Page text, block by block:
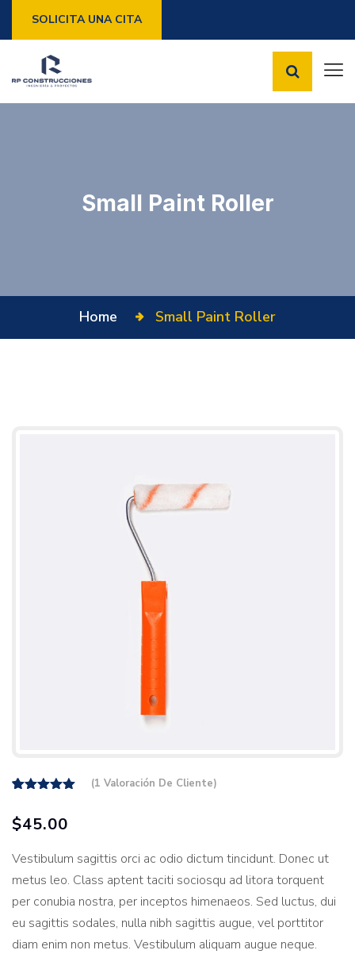
SOLICITA UNA CITA
Small Paint Roller
Home Small Paint Roller
5 basado
de cliente
(1 Valoración De Cliente)
$45.00
Vestibulum sagittis orci ac odio dictum tincidunt. Donec ut
metus leo. Class aptent taciti sociosqu ad litora torquent
per conubia nostra, per inceptos himenaeos. Sed luctus, dui
eu sagittis sodales, nulla nibh sagittis augue, vel porttitor
diam enim non metus. Vestibulum aliquam augue neque.